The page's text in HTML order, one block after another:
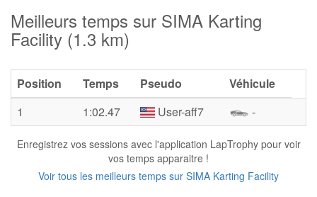
Meilleurs temps sur SIMA Karting
Facility (1.3 km)
Position Temps Pseudo
Véhicule
1
1:02.47 User-aff7 -
Enregistrez vos sessions avec l'application LapTrophy pour voir
vos temps apparaitre !
Voir tous les meilleurs temps sur SIMA Karting Facility